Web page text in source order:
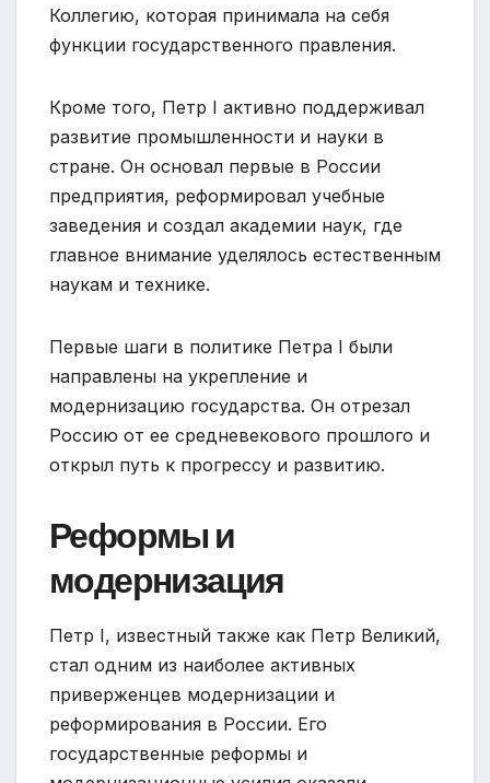
Коллегию, которая принимала на себя
функции государственного правления.
Кроме того, Петр I активно поддерживал
развитие промышленности и науки в
стране. Он основал первые в России
предприятия, реформировал учебные
заведения и создал академии наук, где
главное внимание уделялось естественным
наукам и технике.
Первые шаги в политике Петра I были
направлены на укрепление и
модернизацию государства. Он отрезал
Россию от ее средневекового прошлого и
открыл путь к прогрессу и развитию.
Реформы и
модернизация
Петр I, известный также как Петр Великий,
стал одним из наиболее активных
приверженцев модернизации и
реформирования в России. Его
государственные реформы и